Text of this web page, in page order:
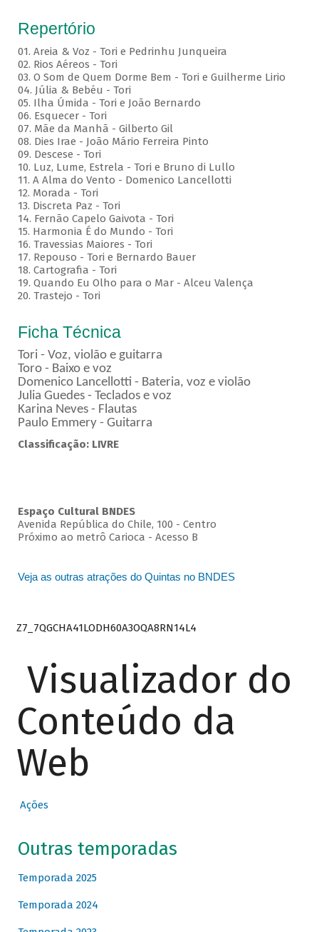
Repertório
01. Areia & Voz - Tori e Pedrinhu Junqueira
02. ⁠Rios Aéreos - Tori
03. O Som de Quem Dorme Bem - Tori e Guilherme Lirio
04. Júlia & Bebéu - Tori
05. Ilha Úmida - Tori e João Bernardo
06. Esquecer - Tori
07. Mãe da Manhã - Gilberto Gil
08. Dies Irae - João Mário Ferreira Pinto
09. Descese - Tori
10. Luz, Lume, Estrela - Tori e Bruno di Lullo
11. A Alma do Vento - Domenico Lancellotti
12. Morada - Tori
13. Discreta Paz - Tori
14. Fernão Capelo Gaivota - Tori
15. Harmonia É do Mundo - Tori
16. Travessias Maiores - Tori
17. Repouso - Tori e Bernardo Bauer
⁠18. Cartografia - Tori
19. Quando Eu Olho para o Mar - Alceu Valença
20. Trastejo - Tori
Ficha Técnica
Tori - Voz, violão e guitarra
Toro - Baixo e voz
Domenico Lancellotti - Bateria, voz e violão
Julia Guedes - Teclados e voz
Karina Neves - Flautas
Paulo Emmery - Guitarra
Classificação: LIVRE
Espaço Cultural BNDES
Avenida República do Chile, 100 - Centro
Próximo ao metrô Carioca - Acesso B
Veja as outras atrações do Quintas no BNDES
Z7_7QGCHA41LODH60A3OQA8RN14L4
Visualizador do
Conteúdo da
Web
Ações
Outras temporadas
Temporada 2025
Temporada 2024